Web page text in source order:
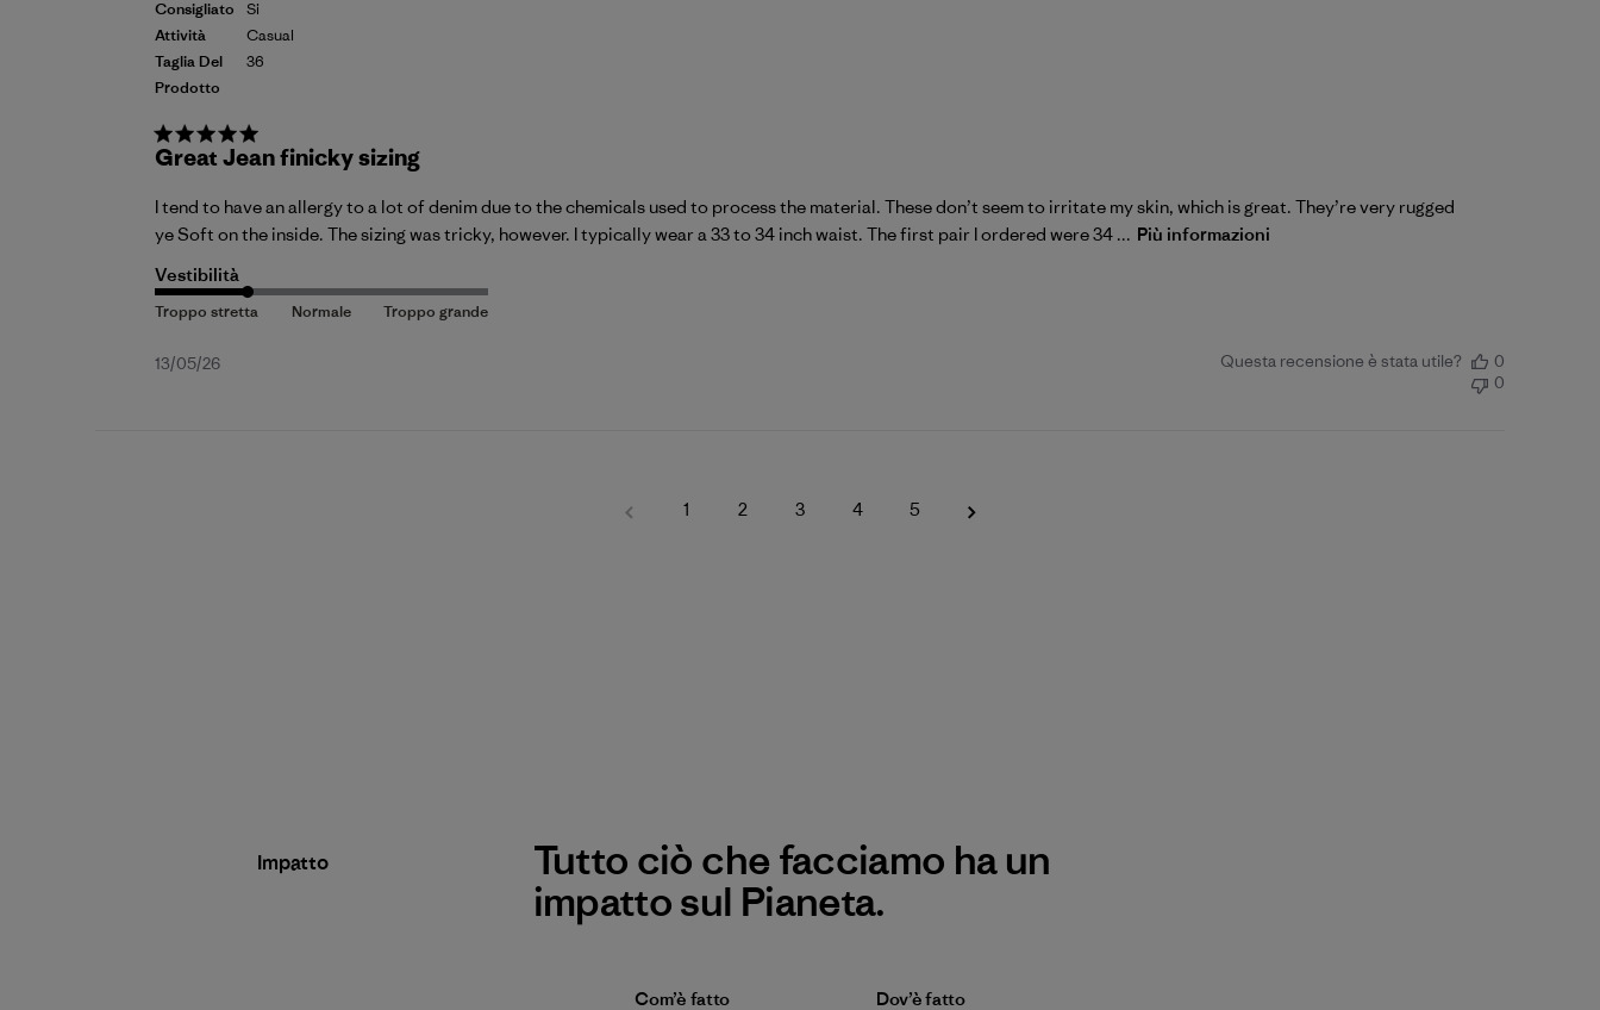
Consigliato
Attività
Taglia Del
Prodotto
Si
Casual
36
Great Jean finicky sizing
I tend to have an allergy to a lot of denim due to the chemicals used to process the material. These don’t seem to irritate my skin, which is great. They’re very rugged
ye Soft on the inside. The sizing was tricky, however. I typically wear a 33 to 34 inch waist. The first pair I ordered were 34 ... Più informazioni
Vestibilità
Data
13/05/26 Questa recensione è stata utile?
0
0
1 2 3 4 5
Impatto
Tutto ciò che facciamo ha un
impatto sul Pianeta.
Com’è fatto Dov’è fatto